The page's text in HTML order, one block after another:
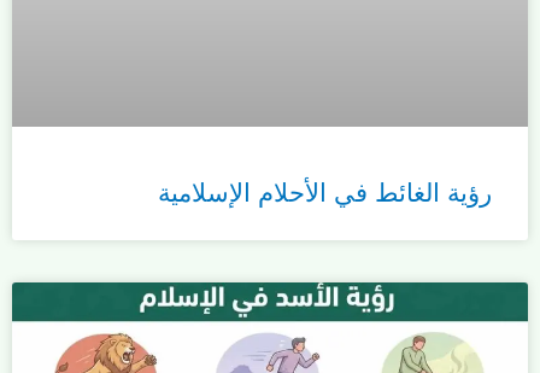
رؤية الغائط في الأحلام الإسلامية